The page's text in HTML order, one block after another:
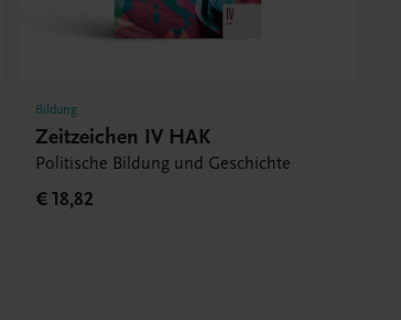
Bildung
Zeitzeichen IV HAK
Politische Bildung und Geschichte
€ 18,82